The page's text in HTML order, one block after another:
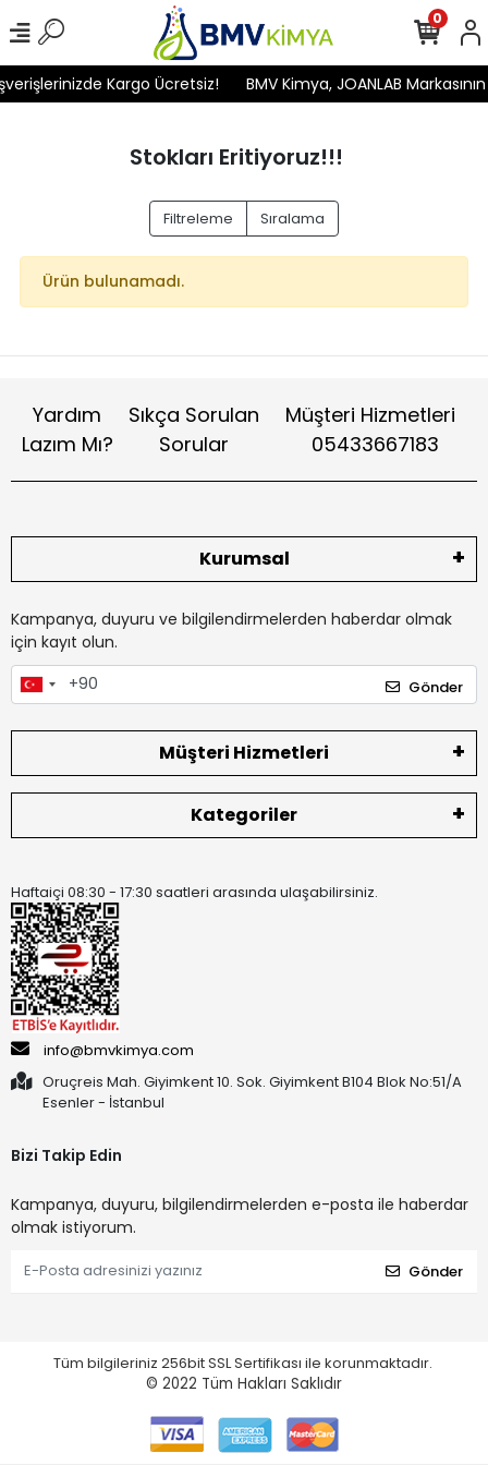
Kargo Ücretsiz! BMV Kimya, JOANLAB
0
Stokları Eritiyoruz!!!
Filtreleme Sıralama
Ürün bulunamadı.
Yardım
Lazım Mı?
Sıkça Sorulan
Sorular
Müşteri Hizmetleri
05433667183
Kurumsal
Kampanya, duyuru ve bilgilendirmelerden haberdar olmak
için kayıt olun.
Gönder
Müşteri Hizmetleri
Kategoriler
Haftaiçi 08:30 - 17:30 saatleri arasında ulaşabilirsiniz.
info@bmvkimya.com
Oruçreis Mah. Giyimkent 10. Sok. Giyimkent B104 Blok No:51/A
Esenler - İstanbul
Bizi Takip Edin
Kampanya, duyuru, bilgilendirmelerden e-posta ile haberdar
olmak istiyorum.
Gönder
Tüm bilgileriniz 256bit SSL Sertifikası ile korunmaktadır.
© 2022 Tüm Hakları Saklıdır